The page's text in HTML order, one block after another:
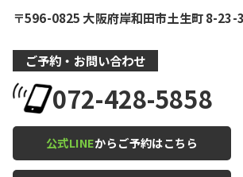
〒596-0825 大阪府岸和田市土生町 8-23-
ご予約・お問い合わせ
072-428-5858
公式LINEからご予約はこちら